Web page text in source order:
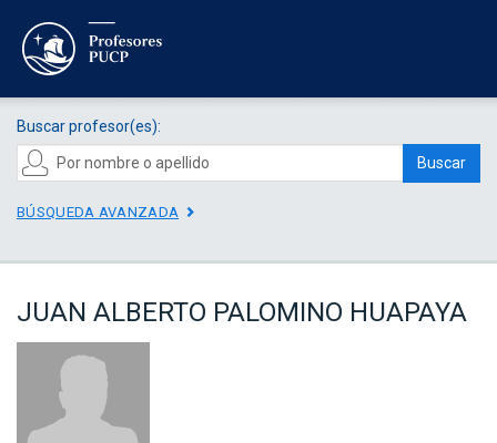
Buscar profesor(es):
Buscar
BÚSQUEDA AVANZADA
JUAN ALBERTO PALOMINO HUAPAYA